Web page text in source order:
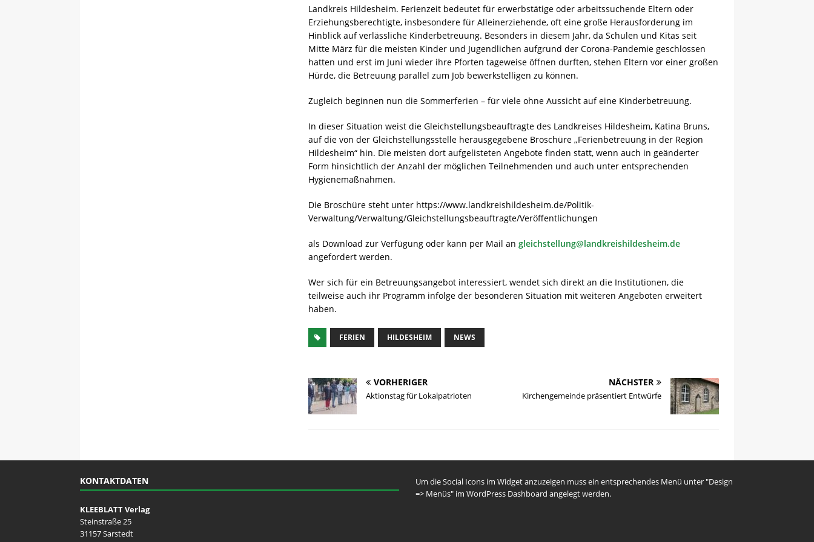
Landkreis Hildesheim. Ferienzeit bedeutet für erwerbstätige oder arbeitssuchende Eltern oder
Erziehungsberechtigte, insbesondere für Alleinerziehende, oft eine große Herausforderung im
Hinblick auf verlässliche Kinderbetreuung. Besonders in diesem Jahr, da Schulen und Kitas seit
Mitte März für die meisten Kinder und Jugendlichen aufgrund der Corona-Pandemie geschlossen
hatten und erst im Juni wieder ihre Pforten tageweise öffnen durften, stehen Eltern vor einer großen
Hürde, die Betreuung parallel zum Job bewerkstelligen zu können.
Zugleich beginnen nun die Sommerferien – für viele ohne Aussicht auf eine Kinderbetreuung.
In dieser Situation weist die Gleichstellungsbeauftragte des Landkreises Hildesheim, Katina Bruns,
auf die von der Gleichstellungsstelle herausgegebene Broschüre „Ferienbetreuung in der Region
Hildesheim“ hin. Die meisten dort aufgelisteten Angebote finden statt, wenn auch in geänderter
Form hinsichtlich der Anzahl der möglichen Teilnehmenden und auch unter entsprechenden
Hygienemaßnahmen.
Die Broschüre steht unter https://www.landkreishildesheim.de/Politik-
Verwaltung/Verwaltung/Gleichstellungsbeauftragte/Veröffentlichungen
als Download zur Verfügung oder kann per Mail an gleichstellung@landkreishildesheim.de
angefordert werden.
Wer sich für ein Betreuungsangebot interessiert, wendet sich direkt an die Institutionen, die
teilweise auch ihr Programm infolge der besonderen Situation mit weiteren Angeboten erweitert
haben.
FERIEN HILDESHEIM NEWS
VORHERIGER
Aktionstag für Lokalpatrioten
NÄCHSTER
Kirchengemeinde präsentiert Entwürfe
KONTAKTDATEN
KLEEBLATT Verlag
Steinstraße 25
31157 Sarstedt
Um die Social Icons im Widget anzuzeigen muss ein entsprechendes Menü unter "Design
=> Menüs" im WordPress Dashboard angelegt werden.